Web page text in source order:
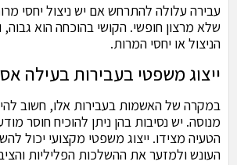
עבירה עלולה להתרחש אם יש ניצול יחסי
שלא מרצון חופשי. הקושי בהוכחה הוא גבוה,
הניצול או יחסי המרות.
ייצוג משפטי בעבירות בעילה
במקרה של האשמות בעבירות אלו, חשוב
מנוסה. יש נסיבות בהן ניתן להוכיח חוסר
הטעיה מצידו. ייצוג משפטי מקצועי יכול
העונש ולמזער את ההשלכות הפליליות